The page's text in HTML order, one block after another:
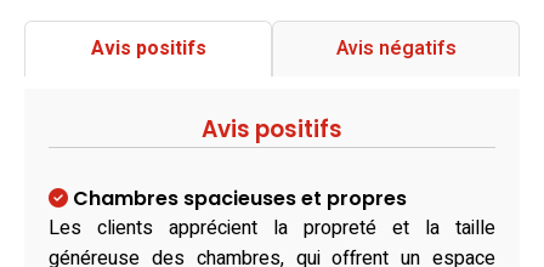
Avis positifs Avis négatifs
Avis positifs
Chambres spacieuses et propres
Les clients apprécient la propreté et la taille
généreuse des chambres, qui offrent un espace